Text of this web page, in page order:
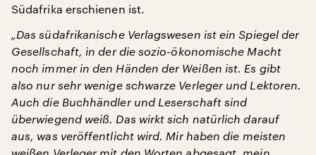
Südafrika erschienen ist.
„Das südafrikanische Verlagswesen ist ein Spiegel der
Gesellschaft, in der die sozio-ökonomische Macht
noch immer in den Händen der Weißen ist. Es gibt
also nur sehr wenige schwarze Verleger und Lektoren.
Auch die Buchhändler und Leserschaft sind
überwiegend weiß. Das wirkt sich natürlich darauf
aus, was veröffentlicht wird. Mir haben die meisten